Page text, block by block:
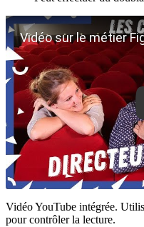
Vidéo sur le métier
Vidéo YouTube intégrée.
pour contrôler la lecture.